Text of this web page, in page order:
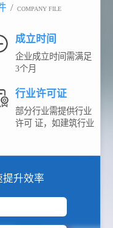
/ COMPANY FILE
成立时间
企业成立时间需满足
3个月
行业许可证
部分行业需提供行业
许可 证，如建筑行业
升效率